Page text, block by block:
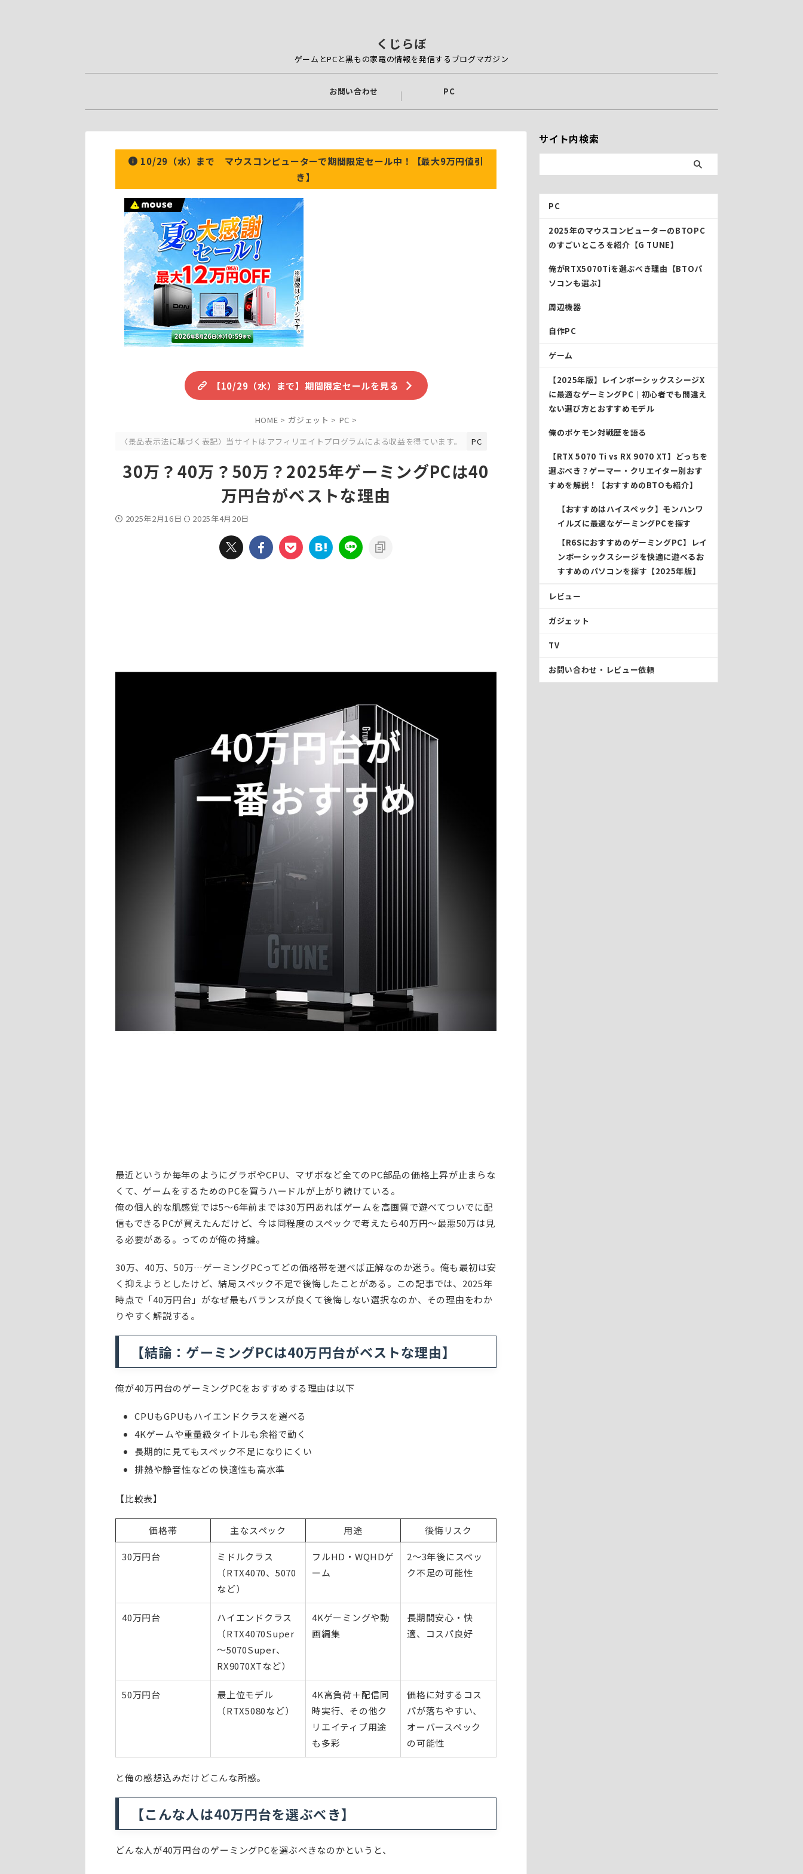
くじらぼ
ゲームとPCと黒もの家電の情報を発信するブログマガジン
お問い合わせ PC
10/29（水）まで マウスコンピューターで期間限定セール中！【最大9万円値引
き】
【10/29（水）まで】期間限定セールを見る
HOME > ガジェット > PC >
〈景品表示法に基づく表記〉当サイトはアフィリエイトプログラムによる収益を得ています。
PC
30万？40万？50万？2025年ゲーミングPCは40
万円台がベストな理由
2025年2月16日 2025年4月20日
最近というか毎年のようにグラボやCPU、マザボなど全てのPC部品の価格上昇が止まらな
くて、ゲームをするためのPCを買うハードルが上がり続けている。
俺の個人的な肌感覚では5～6年前までは30万円あればゲームを高画質で遊べてついでに配
信もできるPCが買えたんだけど、今は同程度のスペックで考えたら40万円～最悪50万は見
る必要がある。ってのが俺の持論。
30万、40万、50万…ゲーミングPCってどの価格帯を選べば正解なのか迷う。俺も最初は安
く抑えようとしたけど、結局スペック不足で後悔したことがある。この記事では、2025年
時点で「40万円台」がなぜ最もバランスが良くて後悔しない選択なのか、その理由をわか
りやすく解説する。
【結論：ゲーミングPCは40万円台がベストな理由】
俺が40万円台のゲーミングPCをおすすめする理由は以下
CPUもGPUもハイエンドクラスを選べる
4Kゲームや重量級タイトルも余裕で動く
長期的に見てもスペック不足になりにくい
排熱や静音性などの快適性も高水準
【比較表】
価格帯 主なスペック 用途 後悔リスク
30万円台
ミドルクラス
（RTX4070、5070
など）
フルHD・WQHDゲ
ーム
2〜3年後にスペッ
ク不足の可能性
40万円台
ハイエンドクラス
（RTX4070Super
〜5070Super、
RX9070XTなど）
4Kゲーミングや動
画編集
長期間安心・快
適、コスパ良好
50万円台
最上位モデル
（RTX5080など）
4K高負荷＋配信同
時実行、その他ク
リエイティブ用途
も多彩
価格に対するコス
パが落ちやすい、
オーバースペック
の可能性
と俺の感想込みだけどこんな所感。
【こんな人は40万円台を選ぶべき】
どんな人が40万円台のゲーミングPCを選ぶべきなのかというと、
サイト内検索
PC
2025年のマウスコンピューターのBTOPC
のすごいところを紹介【G TUNE】
俺がRTX5070Tiを選ぶべき理由【BTOパ
ソコンも選ぶ】
周辺機器
自作PC
ゲーム
【2025年版】レインボーシックスシージX
に最適なゲーミングPC｜初心者でも間違え
ない選び方とおすすめモデル
俺のポケモン対戦歴を語る
【RTX 5070 Ti vs RX 9070 XT】どっちを
選ぶべき？ゲーマー・クリエイター別おす
すめを解説！【おすすめのBTOも紹介】
【おすすめはハイスペック】モンハンワ
イルズに最適なゲーミングPCを探す
【R6SにおすすめのゲーミングPC】レイ
ンボーシックスシージを快適に遊べるお
すすめのパソコンを探す【2025年版】
レビュー
ガジェット
TV
お問い合わせ・レビュー依頼